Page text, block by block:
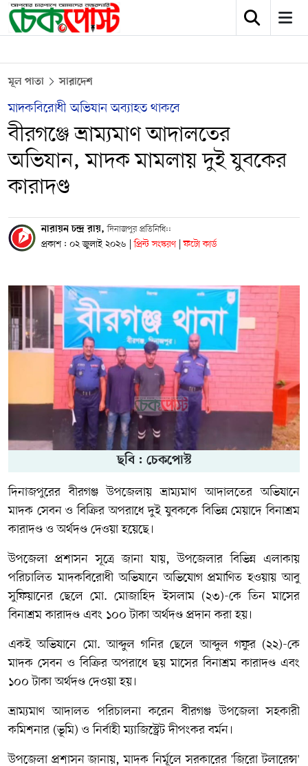
মূল পাতা সারাদেশ
মাদকবিরোধী অভিযান অব্যাহত থাকবে
বীরগঞ্জে ভ্রাম্যমাণ আদালতের
অভিযান, মাদক মামলায় দুই যুবকের
কারাদণ্ড
নারায়ন চন্দ্র রায়,দিনাজপুর প্রতিনিধি::
প্রকাশ : ০২ জুলাই ২০২৬ | প্রিন্ট সংস্করণ | ফটো কার্ড
ছবি : চেকপোস্ট
দিনাজপুরের বীরগঞ্জ উপজেলায় ভ্রাম্যমাণ আদালতের অভিযানে
মাদক সেবন ও বিক্রির অপরাধে দুই যুবককে বিভিন্ন মেয়াদে বিনাশ্রম
কারাদণ্ড ও অর্থদণ্ড দেওয়া হয়েছে।
উপজেলা প্রশাসন সূত্রে জানা যায়, উপজেলার বিভিন্ন এলাকায়
পরিচালিত মাদকবিরোধী অভিযানে অভিযোগ প্রমাণিত হওয়ায় আবু
সুফিয়ানের ছেলে মো. মোজাহিদ ইসলাম (২৩)-কে তিন মাসের
বিনাশ্রম কারাদণ্ড এবং ১০০ টাকা অর্থদণ্ড প্রদান করা হয়।
একই অভিযানে মো. আব্দুল গনির ছেলে আব্দুল গফুর (২২)-কে
মাদক সেবন ও বিক্রির অপরাধে ছয় মাসের বিনাশ্রম কারাদণ্ড এবং
১০০ টাকা অর্থদণ্ড দেওয়া হয়।
ভ্রাম্যমাণ আদালত পরিচালনা করেন বীরগঞ্জ উপজেলা সহকারী
কমিশনার (ভূমি) ও নির্বাহী ম্যাজিস্ট্রেট দীপংকর বর্মন।
উপজেলা প্রশাসন জানায়, মাদক নির্মূলে সরকারের 'জিরো টলারেন্স'